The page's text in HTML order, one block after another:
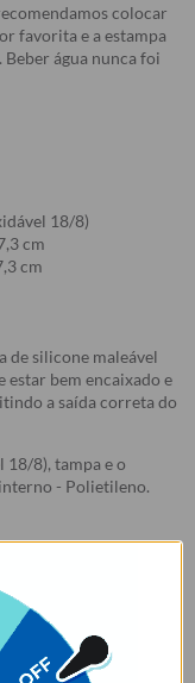
colocar
favorita e a estampa
Beber água nunca foi
18/8)
cm
cm
de silicone maleável
estar bem encaixado e
a saída correta do
18/8), tampa e o
- Polietileno.
isso pode
resfriar a garrafa
tempo de
usar esponjas muito